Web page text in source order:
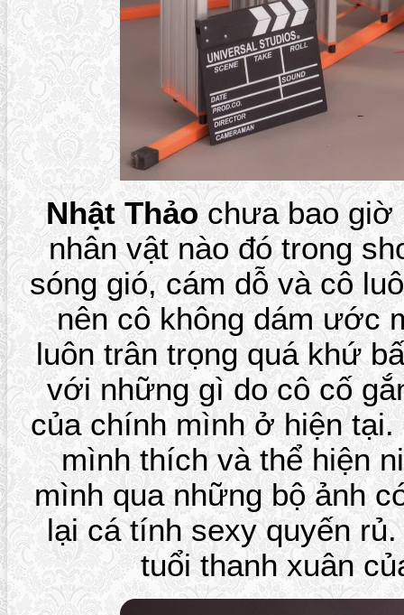
Nhật Thảochưa bao giờ
nhân vật nào đó trong
sóng gió, cám dỗ và cô
nên cô không dám ước
luôn trân trọng quá khứ
với những gì do cô cố
của chính mình ở hiện
mình thích và thể hiện
mình qua những bộ ảnh
lại cá tính sexy quyến
tuổi thanh xuân